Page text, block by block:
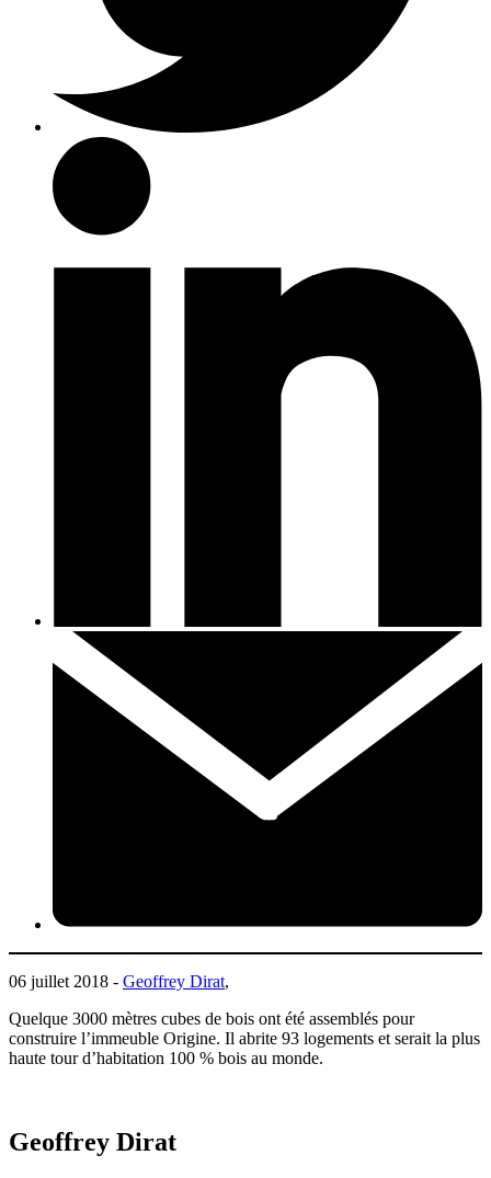
06 juillet 2018 - Geoffrey Dirat,
Quelque 3000 mètres cubes de bois ont été assemblés pour
construire l’immeuble Origine. Il abrite 93 logements et serait la plus
haute tour d’habitation 100 % bois au monde.
Geoffrey Dirat